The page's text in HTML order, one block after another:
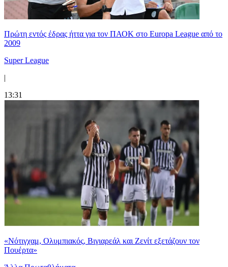
Πρώτη εντός έδρας ήττα για τον ΠΑΟΚ στο Europa League από το
2009
Super League
|
13:31
«Νότιγχαμ, Ολυμπιακός, Βιγιαρεάλ και Ζενίτ εξετάζουν τον
Πουέρτα»